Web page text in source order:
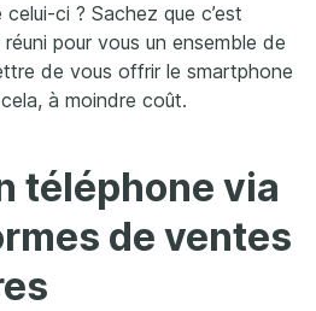
celui-ci ? Sachez que c’est
pour vous un ensemble de
de vous offrir le smartphone
à moindre coût.
téléphone via
de ventes